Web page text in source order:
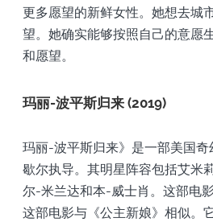
更多愿望的新鲜女性。她想去城
望。她确实能够按照自己的意愿
和愿望。
玛丽-波平斯归来 (2019)
玛丽-波平斯归来》是一部美国
歇尔执导。其明星阵容包括艾米
尔-米兰达和本-威士肖。这部电
这部电影与《公主新娘》相似。